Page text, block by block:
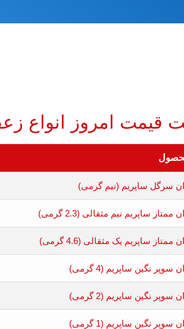
امروز انواع زعفران
سرگل ساپریم (نیم گرمی)
ممتاز ساپریم نیم مثقالی (2.3 گرمی)
ممتاز ساپریم یک مثقالی (4.6 گرمی)
سوپر نگین ساپریم (4 گرمی)
سوپر نگین ساپریم (2 گرمی)
سوپر نگین ساپریم (1 گرمی)